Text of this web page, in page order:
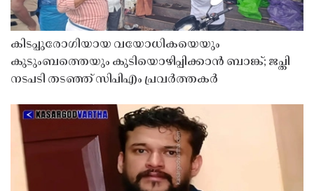
കിടപ്പുരോഗിയായ വയോധികയെയും
കുടുംബത്തെയും കുടിയൊഴിപ്പിക്കാൻ ബാങ്ക്; ജപ്തി
നടപടി തടഞ്ഞ് സിപിഎം പ്രവർത്തകർ